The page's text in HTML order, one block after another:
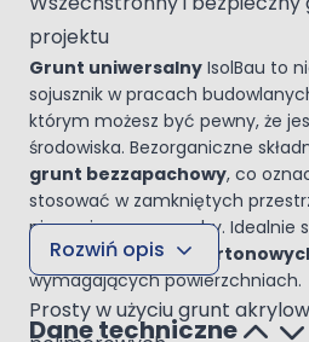
projektu
Grunt uniwersalny IsolBau to
sojusznik w pracach
którym możesz być pewny, że
środowiska. Bezorganiczne
grunt bezzapachowy, co
stosować w zamkniętych
nieprzyjemne zapachy. Idealnie
płytach gipsowo-
wymagających powierzchniach.
Prosty w użyciu grunt
Rozwiń opis
Dane techniczne